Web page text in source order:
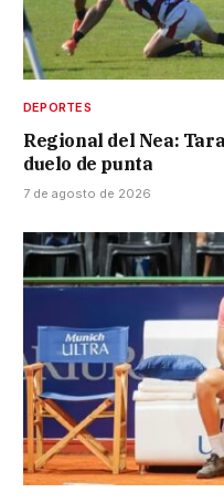
DEPORTES
Regional del Nea:
duelo de punta
7 de agosto de 2026